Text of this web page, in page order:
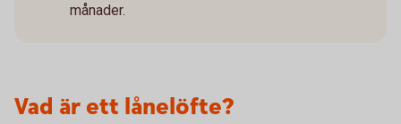
månader.
Vad är ett lånelöfte?